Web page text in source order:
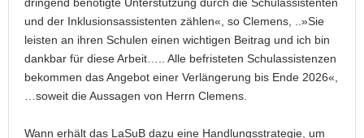
und der Inklusionsassistenten zählen«, so Clemens, ..»Sie
leisten an ihren Schulen einen wichtigen Beitrag und ich bin
dankbar für diese Arbeit….. Alle befristeten Schulassistenzen
bekommen das Angebot einer Verlängerung bis Ende 2026«,
…soweit die Aussagen von Herrn Clemens.
Wann erhält das LaSuB dazu eine Handlungsstrategie, um